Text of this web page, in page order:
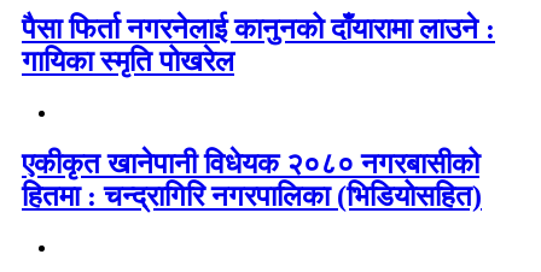
पैसा फिर्ता नगरनेलाई कानुनको दाँयारामा लाउने :
गायिका स्‍मृति पोखरेल
एकीकृत खानेपानी विधेयक २०८० नगरबासीको
हितमा : चन्द्रागिरि नगरपालिका (भिडियोसहित)